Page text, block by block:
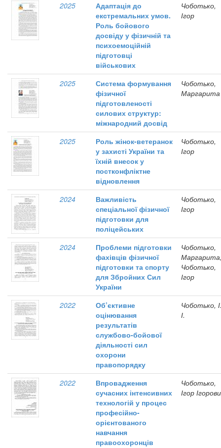
2025
Адаптація до
екстремальних умов.
Роль бойового
досвіду у фізичній та
психоемоційній
підготовці
військових
Чоботько,
Ігор
2025
Система формування
фізичної
підготовленості
силових структур:
міжнародний досвід
Чоботько,
Маргарита
2025
Роль жінок-ветеранок
у захисті України та
їхній внесок у
постконфліктне
відновлення
Чоботько,
Ігор
2024
Важливість
спеціальної фізичної
підготовки для
поліцейських
Чоботько,
Ігор
2024
Проблеми підготовки
фахівців фізичної
підготовки та спорту
для Збройних Сил
України
Чоботько,
Чоботько,
Ігор
2022
Об’єктивне
оцінювання
результатів
службово-бойової
діяльності сил
охорони
правопорядку
Чоботько,
І.
2022
Впровадження
сучасних інтенсивних
технологій у процес
професійно-
орієнтованого
навчання
правоохоронців
Чоботько,
Ігор